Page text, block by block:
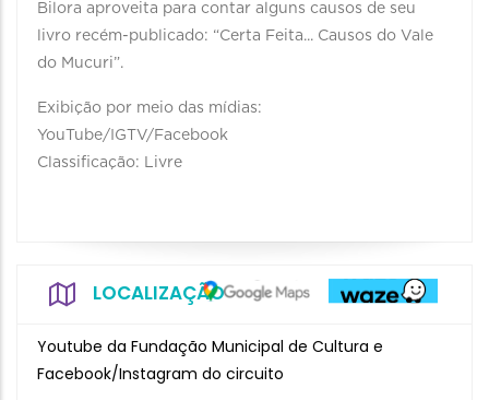
Bilora aproveita para contar alguns causos de seu
livro recém-publicado: “Certa Feita... Causos do Vale
do Mucuri”.
Exibição por meio das mídias:
YouTube/IGTV/Facebook
Classificação: Livre
LOCALIZAÇÃO
Youtube da Fundação Municipal de Cultura e
Facebook/Instagram do circuito